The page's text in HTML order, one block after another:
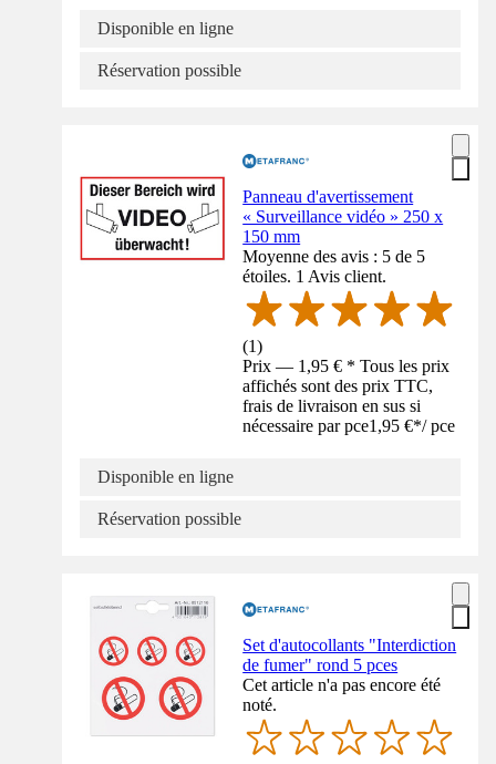
Disponible en ligne
Réservation possible
Panneau d'avertissement
« Surveillance vidéo » 250 x
150 mm
Moyenne des avis : 5 de 5
étoiles. 1 Avis client.
(1)
Prix — 1,95 € * Tous les prix
affichés sont des prix TTC,
frais de livraison en sus si
nécessaire par pce1,95 €*/ pce
Disponible en ligne
Réservation possible
Set d'autocollants "Interdiction
de fumer" rond 5 pces
Cet article n'a pas encore été
noté.